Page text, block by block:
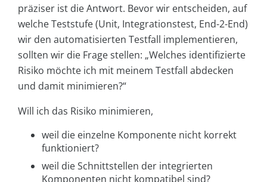
präziser ist die Antwort. Bevor wir entscheiden, auf
welche Teststufe (Unit, Integrationstest, End-2-End)
wir den automatisierten Testfall implementieren,
sollten wir die Frage stellen: „Welches identifizierte
Risiko möchte ich mit meinem Testfall abdecken
und damit minimieren?“
Will ich das Risiko minimieren,
weil die einzelne Komponente nicht korrekt
funktioniert?
weil die Schnittstellen der integrierten
Komponenten nicht kompatibel sind?